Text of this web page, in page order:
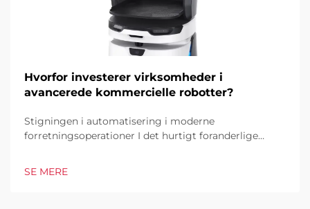
Hvorfor investerer virksomheder i
avancerede kommercielle robotter?
Stigningen i automatisering i moderne
forretningsoperationer I det hurtigt foranderlige
excellence. Disse sofistikerede maskiner
SE MERE